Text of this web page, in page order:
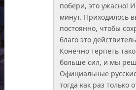
побери, это ужасно!
минут. Приходилось
постоянно, чтобы
благо это
Конечно терпеть
больше сил, и мы
Официальные
тогда как раз только